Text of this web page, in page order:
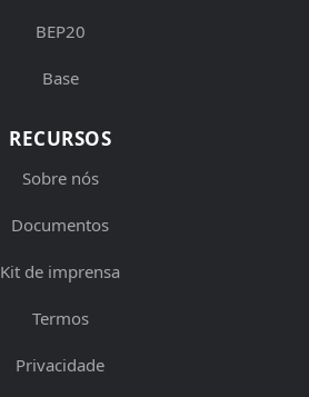
BEP20
Base
RECURSOS
Sobre nós
Documentos
Kit de imprensa
Termos
Privacidade